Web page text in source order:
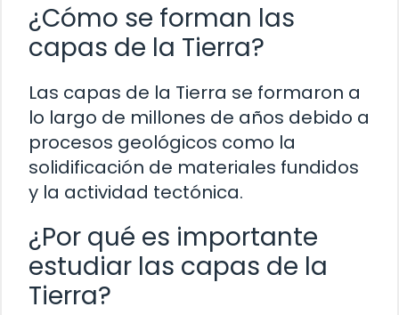
¿Cómo se forman las
capas de la Tierra?
Las capas de la Tierra se formaron a
lo largo de millones de años debido a
procesos geológicos como la
solidificación de materiales fundidos
y la actividad tectónica.
¿Por qué es importante
estudiar las capas de la
Tierra?